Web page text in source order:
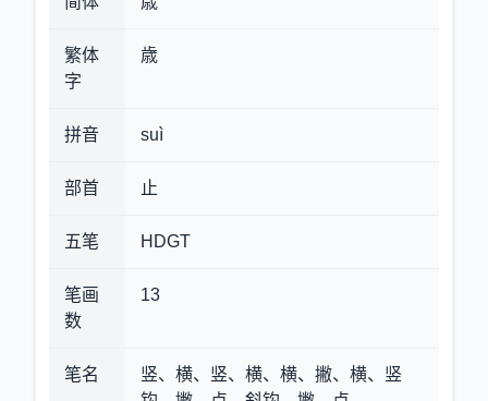
繁体
字
歳
拼音 suì
部首 止
五笔 HDGT
笔画
数
13
笔名
竖、横、竖、横、横、撇、横、竖